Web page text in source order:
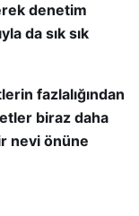
denetim
da sık sık
fazlalığından
biraz daha
nevi önüne